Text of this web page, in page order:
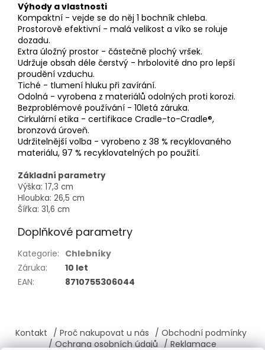
Výhody a vlastnosti
Kompaktní - vejde se do něj 1 bochník chleba.
Prostorově efektivní - malá velikost a víko se roluje
dozadu.
Extra úložný prostor - částečně plochý vršek.
Udržuje obsah déle čerstvý - hrbolovité dno pro lepší
proudění vzduchu.
Tiché - tlumení hluku při zavírání.
Odolná - vyrobena z materiálů odolných proti korozi.
Bezproblémové používání - 10letá záruka.
Cirkulární etika - certifikace Cradle-to-Cradle®,
bronzová úroveň.
Udržitelnější volba - vyrobeno z 38 % recyklovaného
materiálu, 97 % recyklovatelných po použití.
Základní parametry
Výška: 17,3 cm
Hloubka: 26,5 cm
Šířka: 31,6 cm
Doplňkové parametry
Kategorie: Chlebníky
Záruka:
10 let
EAN: 8710755306044
p
Kontakt / Proč nakupovat u nás / Obchodní podmínky
/ Ochrana osobních údajů / Reklamace